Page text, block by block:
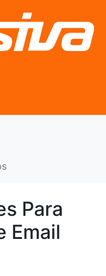
Para
Email